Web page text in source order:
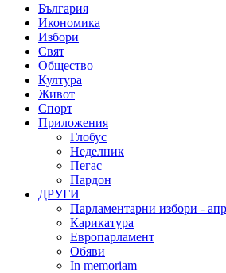
България
Икономика
Избори
Свят
Общество
Култура
Живот
Спорт
Приложения
Глобус
Неделник
Пегас
Пардон
ДРУГИ
Парламентарни избори -
Карикатура
Европарламент
Обяви
In memoriam